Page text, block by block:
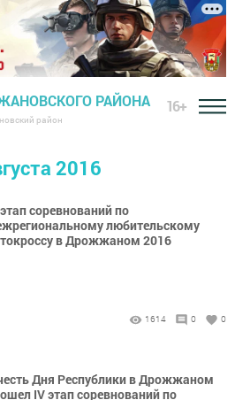
РАЙОНА
район
16+
2016
соревнований по
любительскому
в Дрожжаном 2016
1614 0 0
Дня Республики в Дрожжаном
IV этап соревнований по